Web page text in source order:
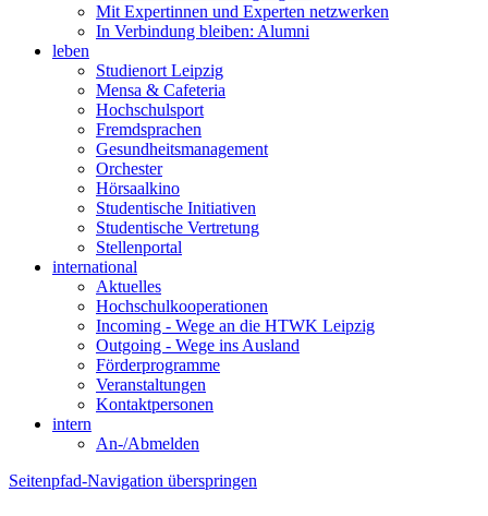
Mit Expertinnen und Experten netzwerken
In Verbindung bleiben: Alumni
leben
Studienort Leipzig
Mensa & Cafeteria
Hochschulsport
Fremdsprachen
Gesundheitsmanagement
Orchester
Hörsaalkino
Studentische Initiativen
Studentische Vertretung
Stellenportal
international
Aktuelles
Hochschulkooperationen
Incoming - Wege an die HTWK Leipzig
Outgoing - Wege ins Ausland
Förderprogramme
Veranstaltungen
Kontaktpersonen
intern
An-/Abmelden
Seitenpfad-Navigation überspringen